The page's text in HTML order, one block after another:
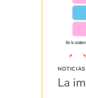
NOTICIAS
La